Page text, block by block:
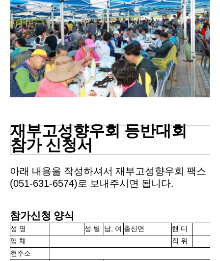
재부고성향우회 등반대회
참가 신청서
아래 내용을 작성하셔서 재부고성향우회 팩스
(051-631-6574)로 보내주시면 됩니다.
참가신청 양식
성 명 성 별 남, 여 출신면
핸 디
업 체
직 위
현주소